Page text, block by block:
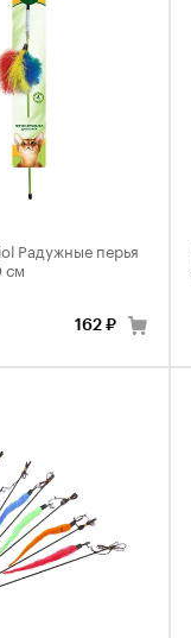
Радужные перья
см
162 ₽